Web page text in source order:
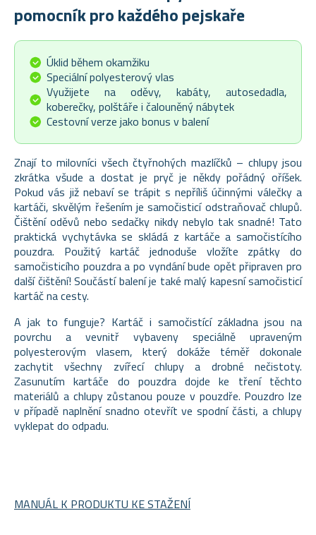
pomocník pro každého pejskaře
Úklid během okamžiku
Speciální polyesterový vlas
Využijete na oděvy, kabáty, autosedadla,
koberečky, polštáře i čalouněný nábytek
Cestovní verze jako bonus v balení
Znají to milovníci všech čtyřnohých mazlíčků – chlupy jsou
zkrátka všude a dostat je pryč je někdy pořádný oříšek.
Pokud vás již nebaví se trápit s nepříliš účinnými válečky a
kartáči, skvělým řešením jesamočisticí odstraňovač chlupů.
Čištění oděvů nebo sedačky nikdy nebylo tak snadné! Tato
praktická vychytávka se skládá z kartáče a samočistícího
pouzdra. Použitý kartáč jednoduše vložíte zpátky do
samočisticího pouzdra a po vyndání bude opět připraven pro
další čištění! Součástí balení je také malý kapesní samočisticí
kartáčna cesty.
A jak to funguje? Kartáč i samočistící základna jsou na
povrchu a vevnitř vybaveny speciálně upraveným
polyesterovým vlasem, který dokáže téměř dokonale
zachytit všechny zvířecí chlupy a drobné nečistoty.
Zasunutím kartáče do pouzdra dojde ke tření těchto
materiálů a chlupy zůstanou pouze v pouzdře. Pouzdro lze
v případě naplnění snadno otevřít ve spodní části, a chlupy
vyklepat do odpadu.
MANUÁL K PRODUKTU KE STAŽENÍ